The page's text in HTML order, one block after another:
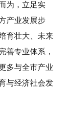
为，立足实
产业发展步
育壮大、未来
善专业体系，
多与全市产业
与经济社会发